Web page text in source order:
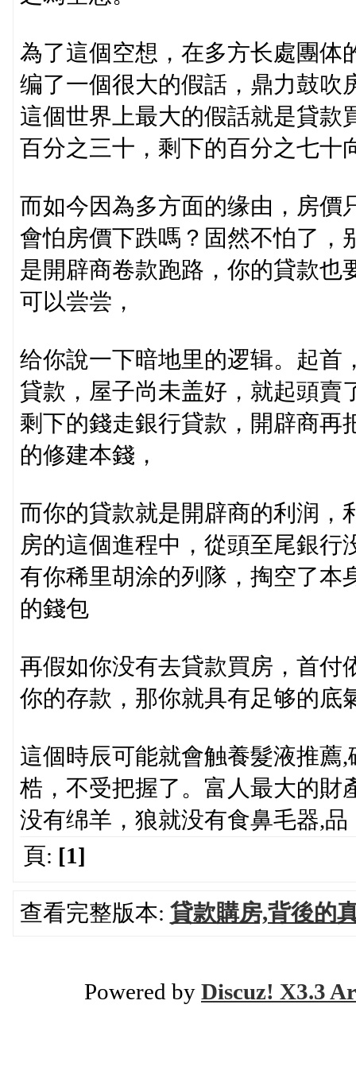
為了這個空想，在多方长處團体
编了一個很大的假話，鼎力鼓吹
這個世界上最大的假話就是貸款
百分之三十，剩下的百分之七十
而如今因為多方面的缘由，房價
會怕房價下跌嗎？固然不怕了，
是開辟商卷款跑路，你的貸款也
可以尝尝，
给你說一下暗地里的逻辑。起首
貸款，屋子尚未盖好，就起頭賣
剩下的錢走銀行貸款，開辟商再
的修建本錢，
而你的貸款就是開辟商的利润，
房的這個進程中，從頭至尾銀
有你稀里胡涂的列隊，掏空了本
的錢包
再假如你没有去貸款買房，首付
你的存款，那你就具有足够的底
這個時辰可能就會触養髮液推薦
梏，不受把握了。富人最大的財
没有绵羊，狼就没有食鼻毛器,品
頁: [1]
查看完整版本: 貸款購房,背後的
Powered by Discuz! X3.3